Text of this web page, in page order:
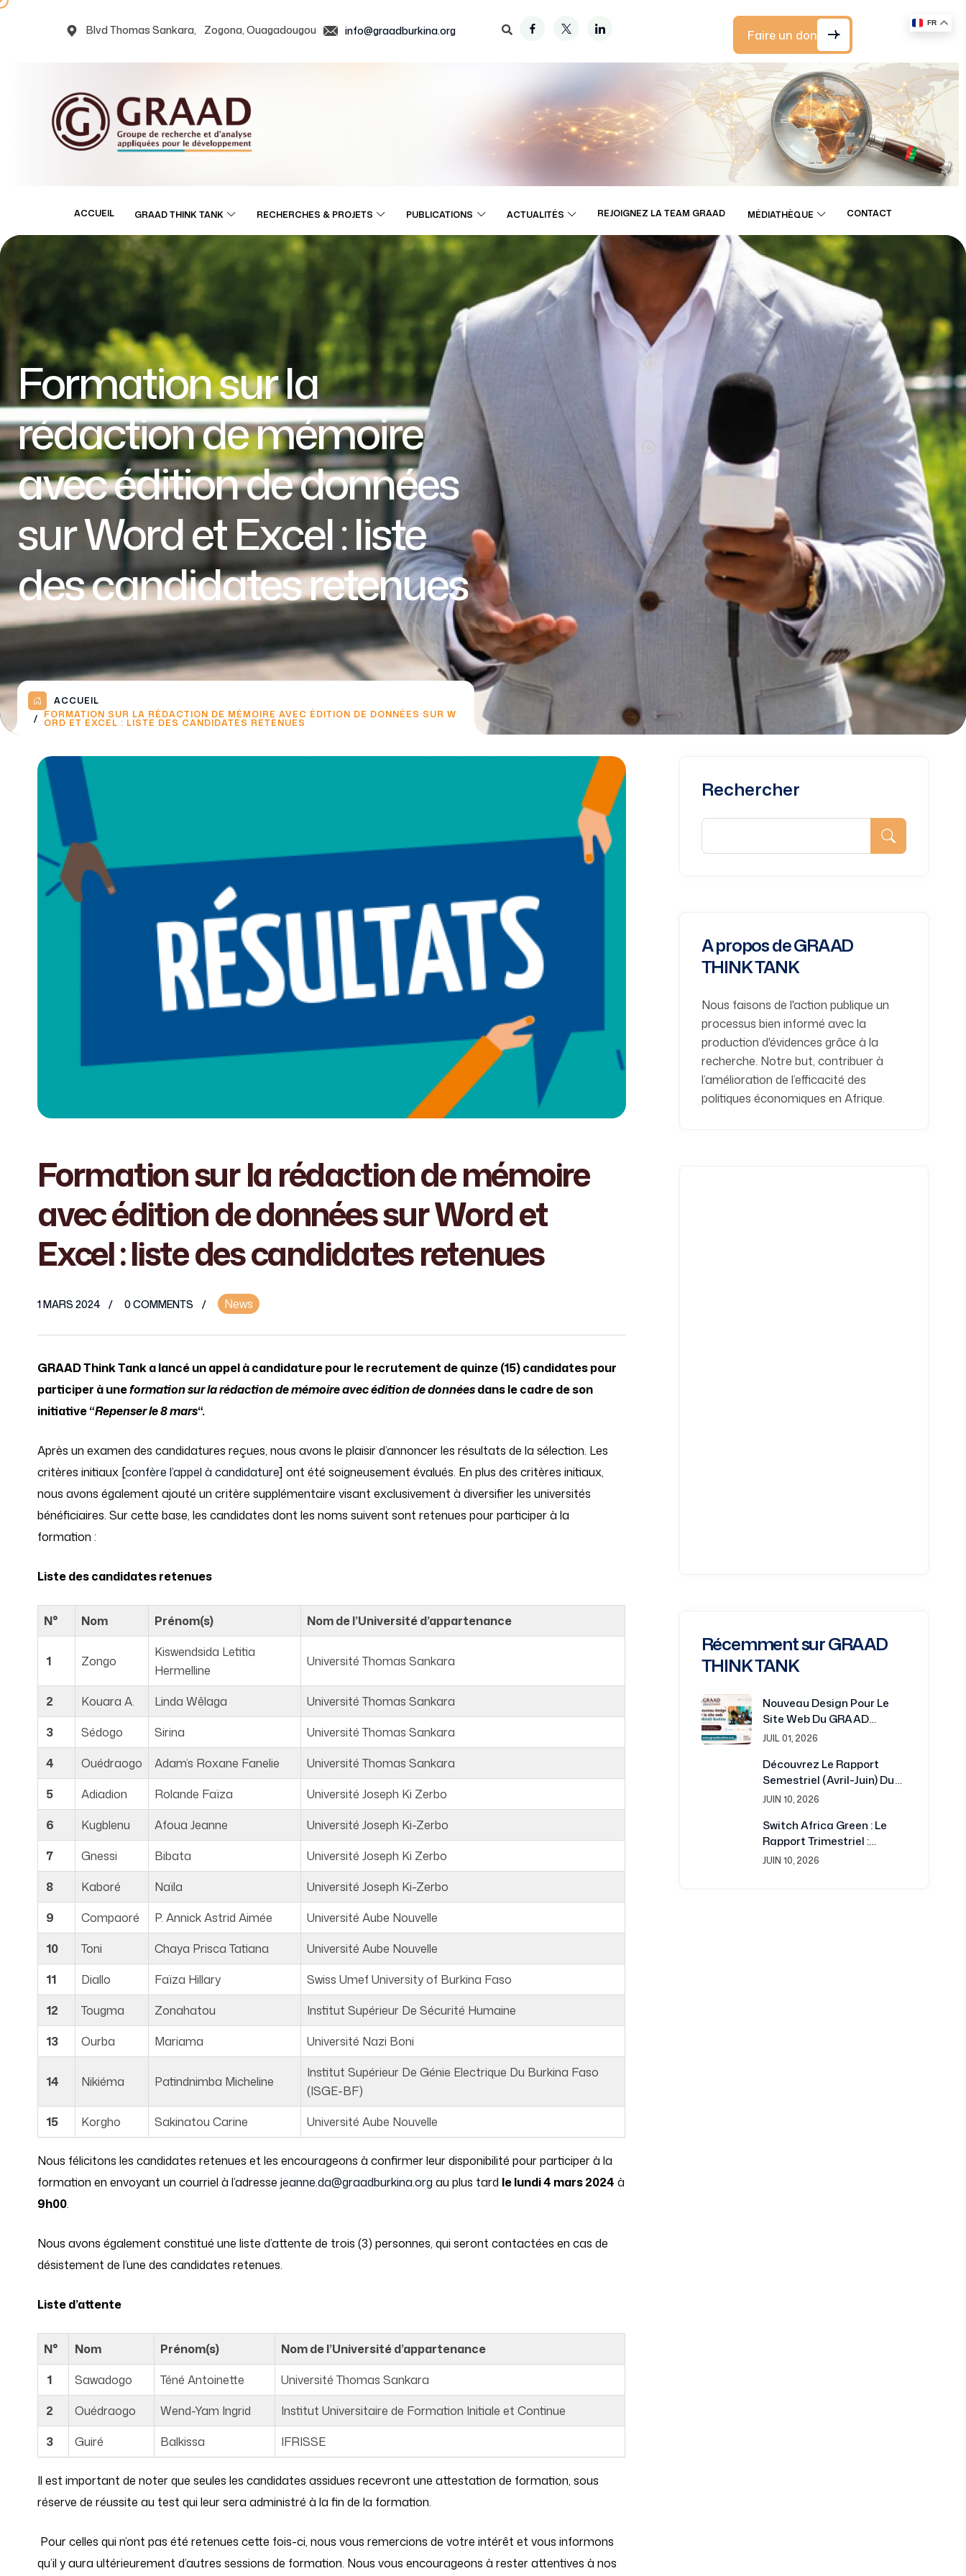
Blvd Thomas Sankara, Zogona, Ouagadougou info@graadburkina.org Faire un don
ACCUEIL GRAAD THINK TANK RECHERCHES & PROJETS PUBLICATIONS ACTUALITÉS REJOIGNEZ LA TEAM GRAAD MÉDIATHÈQUE CONTACT
Formation sur la
rédaction de mémoire
avec édition de données
sur Word et Excel : liste
des candidates retenues
ACCUEIL
FORMATION SUR LA RÉDACTION DE MÉMOIRE AVEC ÉDITION DE DONNÉES SUR W
ORD ET EXCEL : LISTE DES CANDIDATES RETENUES
Formation sur la rédaction de mémoire
avec édition de données sur Word et
Excel : liste des candidates retenues
1 MARS 2024 0 COMMENTS News
GRAAD Think Tank a lancé un appel à candidature pour le recrutement de quinze (15) candidates pour
participer à uneformation sur la rédaction de mémoire avec édition de donnéesdans le cadre de son
initiative “Repenser le 8 mars“.
Après un examen des candidatures reçues, nous avons le plaisir d’annoncer les résultats de la sélection. Les
critères initiaux [confère l’appel à candidature] ont été soigneusement évalués. En plus des critères initiaux,
nous avons également ajouté un critère supplémentaire visant exclusivement à diversifier les universités
bénéficiaires. Sur cette base, les candidates dont les noms suivent sont retenues pour participer à la
formation :
Liste des candidates retenues
N° Nom Prénom(s) Nom de l’Université d’appartenance
1 Zongo
Kiswendsida Letitia
Hermelline
Université Thomas Sankara
2 Kouara A. Linda Wêlaga
Université Thomas Sankara
3
Sédogo Sirina
Université Thomas Sankara
4
Ouédraogo Adam’s Roxane Fanelie
Université Thomas Sankara
5
Adiadion Rolande Faïza
Université Joseph Ki Zerbo
6
Kugblenu Afoua Jeanne
Université Joseph Ki-Zerbo
7
Gnessi Bibata
Université Joseph Ki Zerbo
8
Kaboré Naïla
Université Joseph Ki-Zerbo
9
Compaoré P. Annick Astrid Aimée
Université Aube Nouvelle
10
Toni Chaya Prisca Tatiana
Université Aube Nouvelle
11
Diallo Faïza Hillary
Swiss Umef University of Burkina Faso
12
Tougma Zonahatou
Institut Supérieur De Sécurité Humaine
13
Ourba Mariama Université Nazi Boni
14 Nikiéma Patindnimba Micheline
Institut Supérieur De Génie Electrique Du Burkina Faso
(ISGE-BF)
15
Korgho Sakinatou Carine Université Aube Nouvelle
Nous félicitons les candidates retenues et les encourageons à confirmer leur disponibilité pour participer à la
formation en envoyant un courriel à l’adresse jeanne.da@graadburkina.org au plus tard le lundi 4 mars 2024 à
9h00.
Nous avons également constitué une liste d’attente de trois (3) personnes, qui seront contactées en cas de
désistement de l’une des candidates retenues.
Liste d’attente
N° Nom Prénom(s)
Nom de l’Université d’appartenance
1
Sawadogo Téné Antoinette
Université Thomas Sankara
2
Ouédraogo Wend-Yam Ingrid
Institut Universitaire de Formation Initiale et Continue
3
Guiré Balkissa IFRISSE
Il est important de noter que seules les candidates assidues recevront une attestation de formation, sous
réserve de réussite au test qui leur sera administré à la fin de la formation.
Pour celles qui n’ont pas été retenues cette fois-ci, nous vous remercions de votre intérêt et vous informons
qu’il y aura ultérieurement d’autres sessions de formation. Nous vous encourageons à rester attentives à nos
Rechercher
A propos de GRAAD
THINK TANK
Nous faisons de l'action publique un
processus bien informé avec la
production d'évidences grâce à la
recherche. Notre but, contribuer à
l’amélioration de l’efficacité des
politiques économiques en Afrique.
Récemment sur GRAAD
THINK TANK
Nouveau Design Pour Le
Site Web Du GRAAD
Burkina : Une Plateforme
La Recherche Et Du
Développement
JUIL 01, 2026
Découvrez Le Rapport
Semestriel (avril-Juin) Du
Projet Switch Africa Green
JUIN 10, 2026
Switch Africa Green : Le
Rapport Trimestriel :
Juillet-Septembre 2016 Est
JUIN 10, 2026
FR